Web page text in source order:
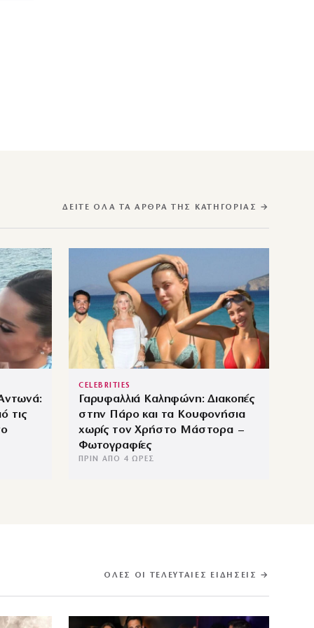
ΔΕΊΤΕ ΌΛΑ ΤΑ ΆΡΘΡΑ ΤΗΣ ΚΑΤΗΓΟΡΊΑΣ →
τις
CELEBRITIES
Γαρυφαλλιά Καληφώνη: Διακοπές
στην Πάρο και τα Κουφονήσια
χωρίς τον Χρήστο Μάστορα –
Φωτογραφίες
ΠΡΙΝ ΑΠΌ 4 ΏΡΕΣ
ΌΛΕΣ ΟΙ ΤΕΛΕΥΤΑΊΕΣ ΕΙΔΉΣΕΙΣ →